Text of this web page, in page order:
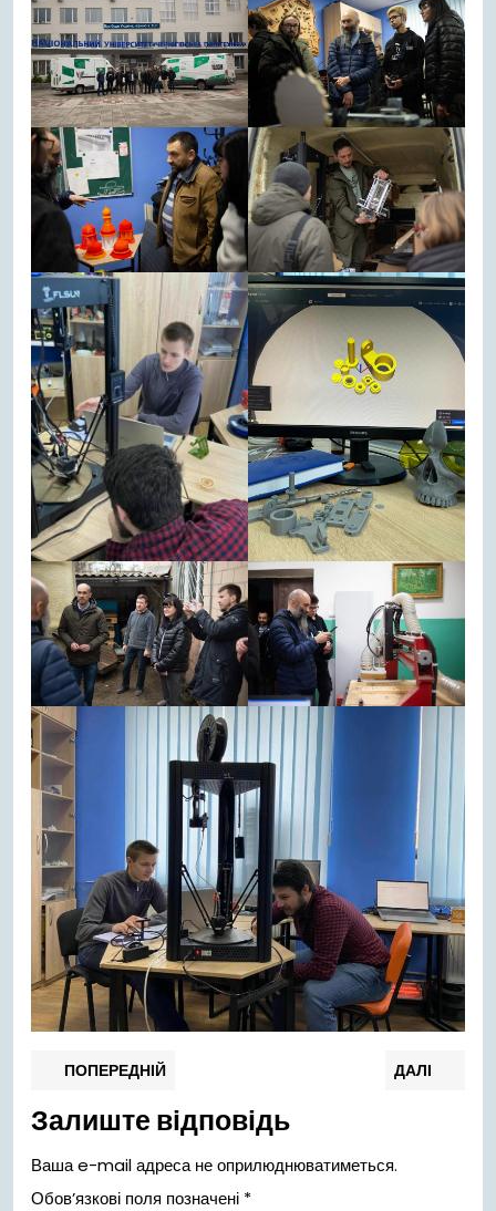
Навігація
записів
ПОПЕРЕДНІЙ ДАЛІ
Залиште відповідь
Ваша e-mail адреса не оприлюднюватиметься.
Обов’язкові поля позначені *